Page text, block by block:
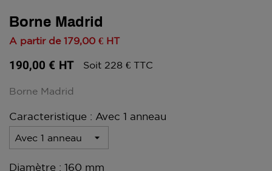
Borne Madrid
A partir de 179,00 € HT
190,00 € HT Soit 228 € TTC
Borne Madrid
Caracteristique : Avec 1 anneau
Diamètre : 160 mm